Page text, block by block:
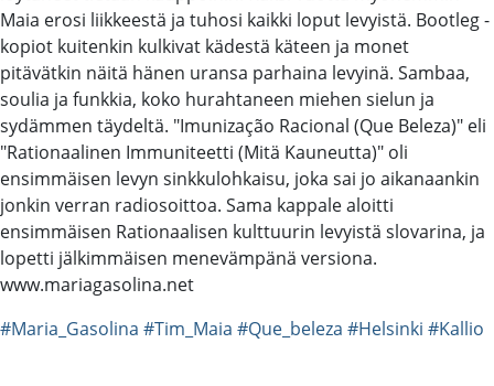
Maia erosi liikkeestä ja tuhosi kaikki loput levyistä. Bootleg -
kopiot kuitenkin kulkivat kädestä käteen ja monet
pitävätkin näitä hänen uransa parhaina levyinä. Sambaa,
soulia ja funkkia, koko hurahtaneen miehen sielun ja
sydämmen täydeltä. "Imunização Racional (Que Beleza)" eli
"Rationaalinen Immuniteetti (Mitä Kauneutta)" oli
ensimmäisen levyn sinkkulohkaisu, joka sai jo aikanaankin
jonkin verran radiosoittoa. Sama kappale aloitti
ensimmäisen Rationaalisen kulttuurin levyistä slovarina, ja
lopetti jälkimmäisen menevämpänä versiona.
www.mariagasolina.net
#Maria_Gasolina #Tim_Maia #Que_beleza #Helsinki #Kallio